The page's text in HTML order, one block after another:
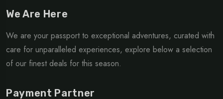
We Are Here
We are your passport to exceptional adventures, curated with
care for unparalleled experiences, explore below a selection
of our finest deals for this season.
Payment Partner